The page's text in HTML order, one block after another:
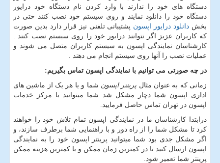
دستگاه های خود را ندارند با وارد کردن نام دستگاه خود درایور
دستگاه خود را دانلود نمایند و روی سیستم خود نصب کنند حتی در
بخش دانلود درایور اپسون پشتیبانی تلفنی نیز قرار دارد بدین صورت
که کاربران عزیز اگر نتوانند درایور خود را روی سیستم نصب کنند .
کارشناسان نمایندگی اپسون به سیستم کاربران متصل می شوند و
عملیات نصب را آنها روی سیستم انجام می دهند .
در چه صورتی می توانیم با نمایندگی اپسون تماس بگیریم:
زمانی که به عنوان مثال پرینتر اپسون شما و یا هر یک از ماشین های
اداری اپسون شما دچار مشکل شد شما میتوانید با مرکز خدمات
اپسون در تهران تماس حاصل فرمایید.
درابتدا کارشناسان ما در نمایندگی اپسون تمام تلاش خود را خواهند
کرد تا مشکل شما را از راه دور و با راهنمایی شما برطرف سازند، و
اگر مشکل جدی بود شما میتوانید پرینتر اپسون خود را به نمایندگی
اپسون ارسال کنید تا در کمترین زمان ممکن و با کمترین هزینه ممکن
پرینتر شما تعمیر شود.